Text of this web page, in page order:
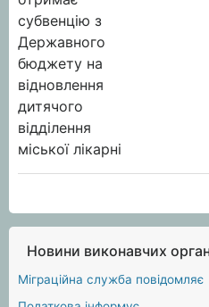
Новини виконавчих
Міграційна служба повідомляє